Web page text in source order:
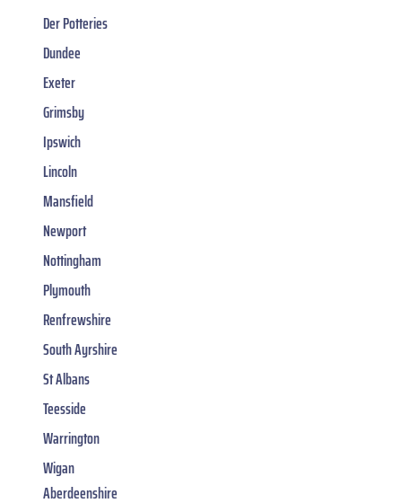
Der Potteries
Dundee
Exeter
Grimsby
Ipswich
Lincoln
Mansfield
Newport
Nottingham
Plymouth
Renfrewshire
South Ayrshire
St Albans
Teesside
Warrington
Wigan
Aberdeenshire